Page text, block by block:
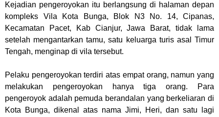
Kejadian pengeroyokan itu berlangsung di halaman depan
kompleks Vila Kota Bunga, Blok N3 No. 14, Cipanas,
Kecamatan Pacet, Kab Cianjur, Jawa Barat, tidak lama
setelah mengantarkan tamu, satu keluarga turis asal Timur
Tengah, menginap di vila tersebut.
Pelaku pengeroyokan terdiri atas empat orang, namun yang
melakukan pengeroyokan hanya tiga orang. Para
pengeroyok adalah pemuda berandalan yang berkeliaran di
Kota Bunga, dikenal atas nama Jimi, Heri, dan satu lagi